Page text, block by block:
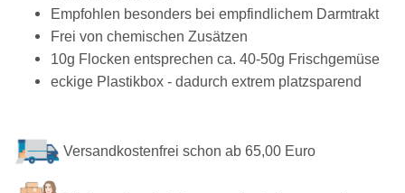
Empfohlen besonders bei empfindlichem Darmtrakt
Frei von chemischen Zusätzen
10g Flocken entsprechen ca. 40-50g Frischgemüse
eckige Plastikbox - dadurch extrem platzsparend
Versandkostenfrei schon ab 65,00 Euro